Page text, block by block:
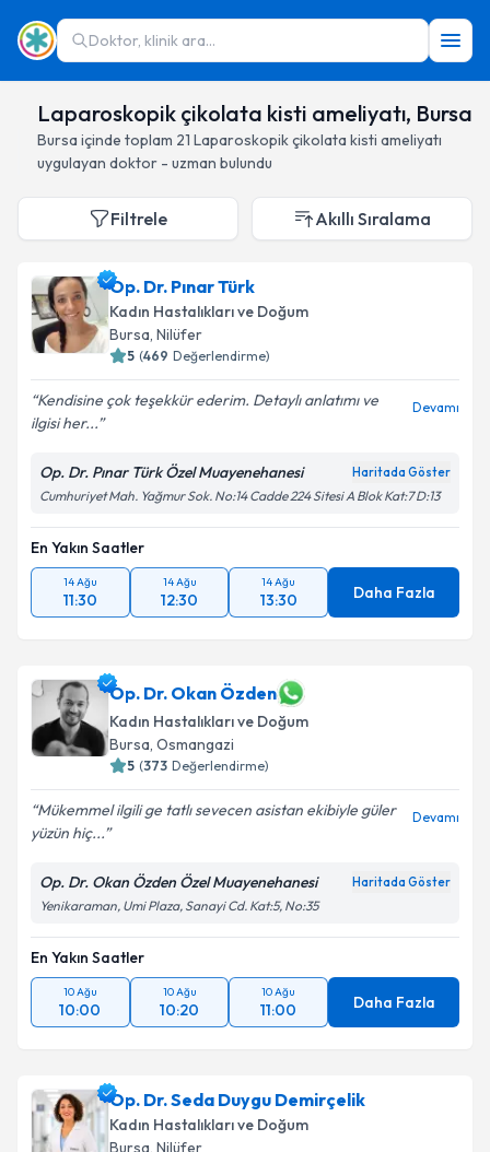
Doktor, klinik ara...
Laparoskopik çikolata kisti ameliyatı, Bursa
Bursa içinde toplam 21 Laparoskopik çikolata kisti ameliyatı
uygulayan doktor - uzman bulundu
Filtrele Akıllı Sıralama
Op. Dr. Pınar Türk
Kadın Hastalıkları ve Doğum
Bursa, Nilüfer
5 (469 Değerlendirme)
Kendisine çok teşekkür ederim. Detaylı anlatımı ve
ilgisi her...
Devamı
Op. Dr. Pınar Türk Özel Muayenehanesi Haritada Göster
Cumhuriyet Mah. Yağmur Sok. No:14 Cadde 224 Sitesi A Blok Kat:7 D:13
En Yakın Saatler
14 Ağu
11:30
14 Ağu
12:30
14 Ağu
13:30 Daha Fazla
Op. Dr. Okan Özden
Kadın Hastalıkları ve Doğum
Bursa, Osmangazi
5 (373 Değerlendirme)
Mükemmel ilgili ge tatlı sevecen asistan ekibiyle güler
yüzün hiç...
Devamı
Op. Dr. Okan Özden Özel Muayenehanesi Haritada Göster
Yenikaraman, Umi Plaza, Sanayi Cd. Kat:5, No:35
En Yakın Saatler
10 Ağu
10:00
10 Ağu
10:20
10 Ağu
11:00 Daha Fazla
Op. Dr. Seda Duygu Demirçelik
Kadın Hastalıkları ve Doğum
Bursa, Nilüfer